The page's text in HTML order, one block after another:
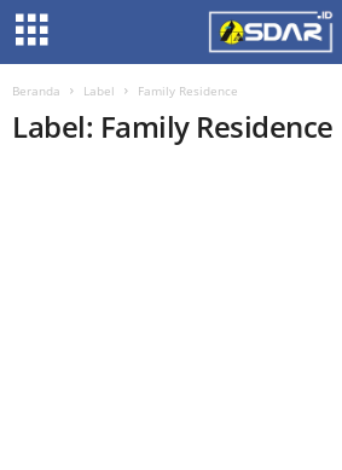
Beranda Label Family Residence
Label: Family Residence